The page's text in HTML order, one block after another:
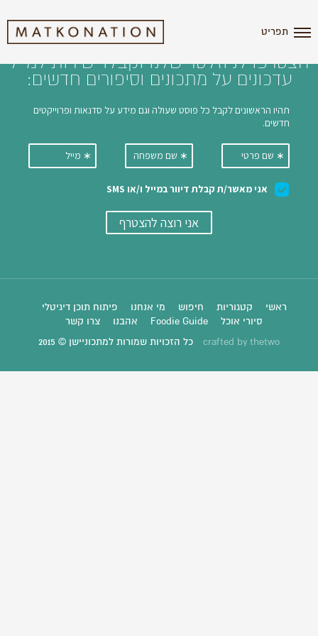
תפריט
הצטרפו לניוזלטר שלנו וקבלו ישירות למייל
עדכונים על מתכונים וסיפורים חדשים:
ראשי קטגוריות חיפוש מי אנחנו
פיתוח תוכן דיגיטלי
סיורי אוכל
Foodie Guide אהבנו צרו קשר
crafted by thetwo כל הזכויות שמורות למתכוניישן © 2015